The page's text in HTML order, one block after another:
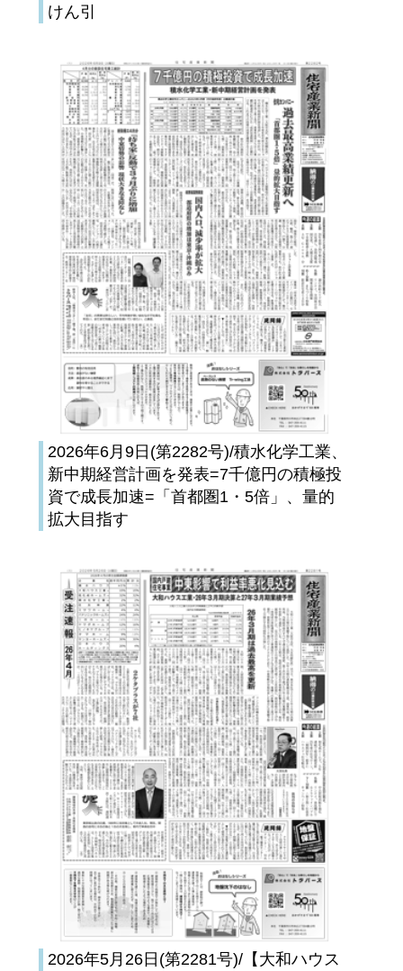
けん引
2026年6月9日(第2282号)/積水化学工業、
新中期経営計画を発表=7千億円の積極投
資で成長加速=「首都圏1・5倍」、量的
拡大目指す
2026年5月26日(第2281号)/【大和ハウス